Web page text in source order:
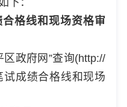
格线和现场资格审
政府网”查询(http://
试成绩合格线和现场